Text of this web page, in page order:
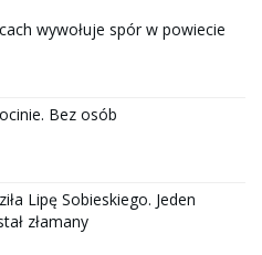
wywołuje spór w powiecie
Bez osób
Lipę Sobieskiego. Jeden
złamany